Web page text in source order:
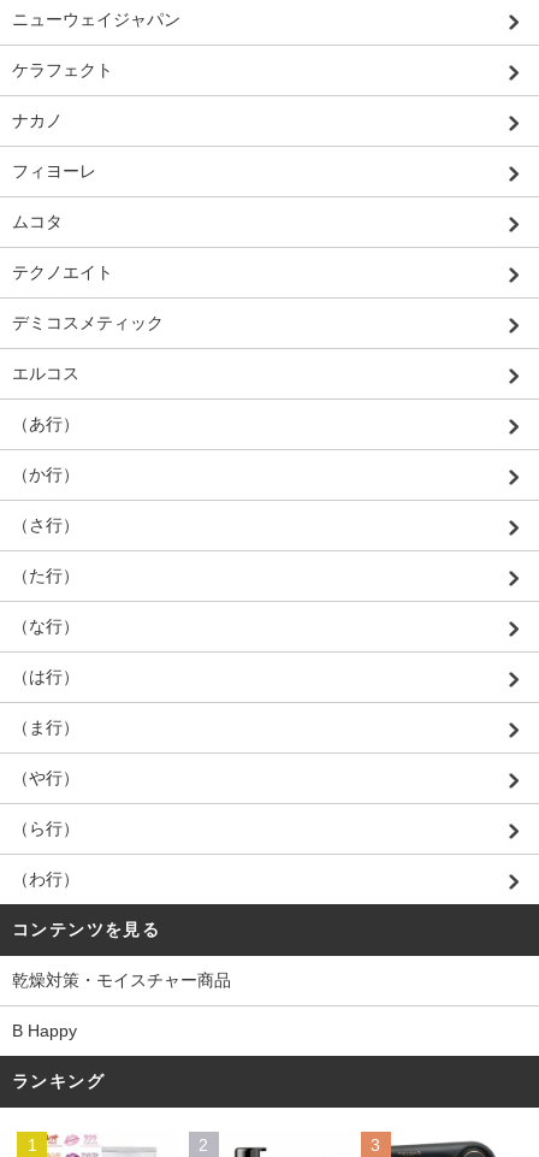
ニューウェイジャパン
ケラフェクト
ナカノ
フィヨーレ
ムコタ
テクノエイト
デミコスメティック
エルコス
（あ行）
（か行）
（さ行）
（た行）
（な行）
（は行）
（ま行）
（や行）
（ら行）
（わ行）
コンテンツを見る
乾燥対策・モイスチャー商品
B Happy
ランキング
1 2 3